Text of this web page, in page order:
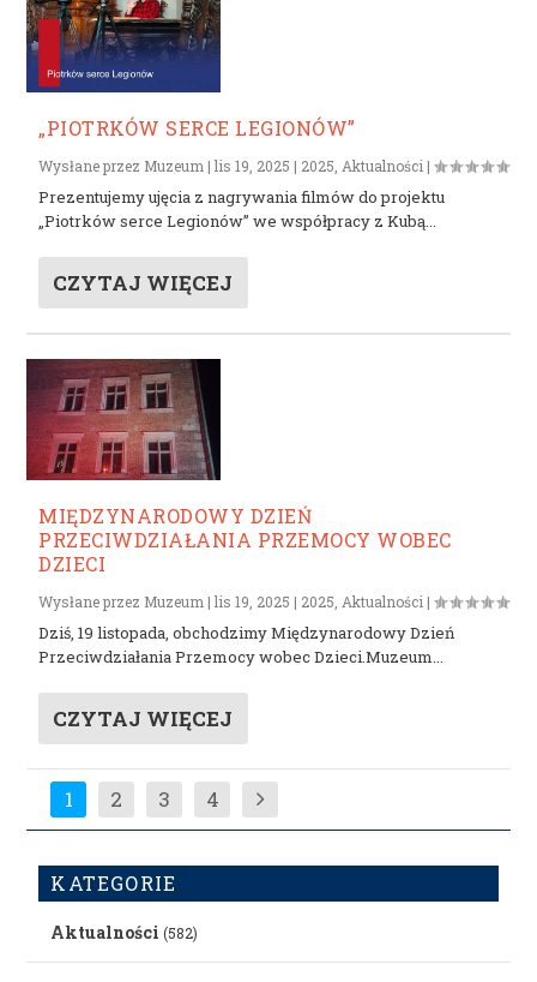
„PIOTRKÓW SERCE LEGIONÓW”
Wysłane przez Muzeum |lis 19, 2025 | 2025 Aktualności |
Prezentujemy ujęcia z nagrywania filmów do projektu
„Piotrków serce Legionów” we współpracy z Kubą...
CZYTAJ WIĘCEJ
MIĘDZYNARODOWY DZIEŃ
PRZECIWDZIAŁANIA PRZEMOCY WOBEC
DZIECI
Wysłane przez Muzeum |lis 19, 2025 | 2025 Aktualności |
Dziś, 19 listopada, obchodzimy Międzynarodowy Dzień
Przeciwdziałania Przemocy wobec Dzieci.Muzeum...
CZYTAJ WIĘCEJ
1 2 3 4
KATEGORIE
Aktualności (582)